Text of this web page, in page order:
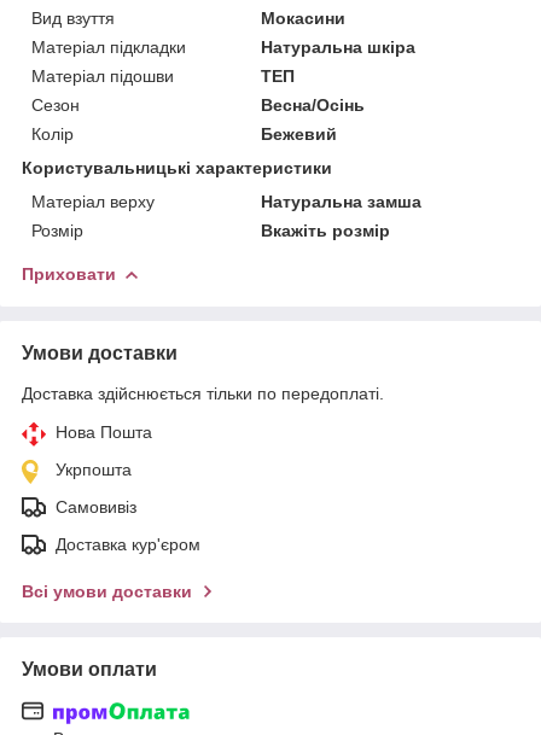
Вид взуття
Мокасини
Матеріал підкладки
Натуральна шкіра
Матеріал підошви
ТЕП
Сезон
Весна/Осінь
Колір
Бежевий
Користувальницькі характеристики
Матеріал верху
Натуральна замша
Розмір
Вкажіть розмір
Приховати
Умови доставки
Доставка здійснюється тільки по передоплаті.
Нова Пошта
Укрпошта
Самовивіз
Доставка кур'єром
Всі умови доставки
Умови оплати